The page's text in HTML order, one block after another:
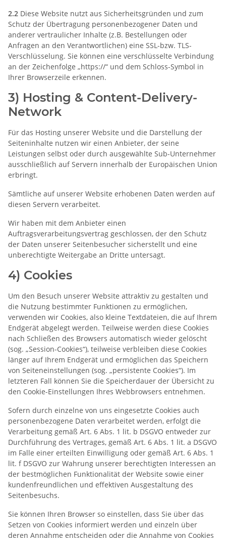
2.2 Diese Website nutzt aus Sicherheitsgründen und zum
Schutz der Übertragung personenbezogener Daten und
anderer vertraulicher Inhalte (z.B. Bestellungen oder
Anfragen an den Verantwortlichen) eine SSL-bzw. TLS-
Verschlüsselung. Sie können eine verschlüsselte Verbindung
an der Zeichenfolge „https://“ und dem Schloss-Symbol in
Ihrer Browserzeile erkennen.
3) Hosting & Content-Delivery-
Network
Für das Hosting unserer Website und die Darstellung der
Seiteninhalte nutzen wir einen Anbieter, der seine
Leistungen selbst oder durch ausgewählte Sub-Unternehmer
ausschließlich auf Servern innerhalb der Europäischen Union
erbringt.
Sämtliche auf unserer Website erhobenen Daten werden auf
diesen Servern verarbeitet.
Wir haben mit dem Anbieter einen
Auftragsverarbeitungsvertrag geschlossen, der den Schutz
der Daten unserer Seitenbesucher sicherstellt und eine
unberechtigte Weitergabe an Dritte untersagt.
4) Cookies
Um den Besuch unserer Website attraktiv zu gestalten und
die Nutzung bestimmter Funktionen zu ermöglichen,
verwenden wir Cookies, also kleine Textdateien, die auf Ihrem
Endgerät abgelegt werden. Teilweise werden diese Cookies
nach Schließen des Browsers automatisch wieder gelöscht
(sog. „Session-Cookies“), teilweise verbleiben diese Cookies
länger auf Ihrem Endgerät und ermöglichen das Speichern
von Seiteneinstellungen (sog. „persistente Cookies“). Im
letzteren Fall können Sie die Speicherdauer der Übersicht zu
den Cookie-Einstellungen Ihres Webbrowsers entnehmen.
Sofern durch einzelne von uns eingesetzte Cookies auch
personenbezogene Daten verarbeitet werden, erfolgt die
Verarbeitung gemäß Art. 6 Abs. 1 lit. b DSGVO entweder zur
Durchführung des Vertrages, gemäß Art. 6 Abs. 1 lit. a DSGVO
im Falle einer erteilten Einwilligung oder gemäß Art. 6 Abs. 1
lit. f DSGVO zur Wahrung unserer berechtigten Interessen an
der bestmöglichen Funktionalität der Website sowie einer
kundenfreundlichen und effektiven Ausgestaltung des
Seitenbesuchs.
Sie können Ihren Browser so einstellen, dass Sie über das
Setzen von Cookies informiert werden und einzeln über
deren Annahme entscheiden oder die Annahme von Cookies